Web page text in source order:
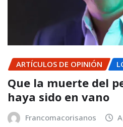
ARTÍCULOS DE OPINIÓN
Que la muerte del
haya sido en vano
Francomacorisanos